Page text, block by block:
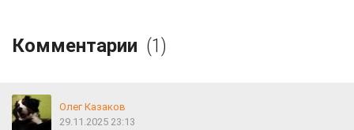
Комментарии (1)
Олег Казаков
29.11.2025 23:13